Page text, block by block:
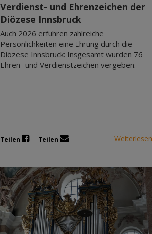
Verdienst- und Ehrenzeichen der
Diözese Innsbruck
Auch 2026 erfuhren zahlreiche
Persönlichkeiten eine Ehrung durch die
Diözese Innsbruck: Insgesamt wurden 76
Ehren- und Verdienstzeichen vergeben.
Teilen Teilen Weiterlesen